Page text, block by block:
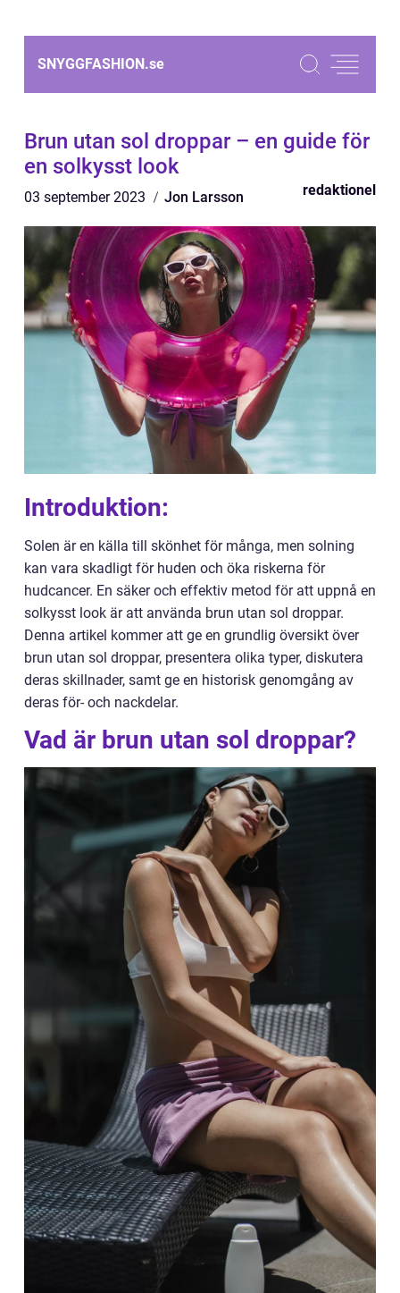
SNYGGFASHION.se
Brun utan sol droppar – en guide för
en solkysst look
03 september 2023 Jon Larsson redaktionel
Introduktion:
Solen är en källa till skönhet för många, men solning
kan vara skadligt för huden och öka riskerna för
hudcancer. En säker och effektiv metod för att uppnå en
solkysst look är att använda brun utan sol droppar.
Denna artikel kommer att ge en grundlig översikt över
brun utan sol droppar, presentera olika typer, diskutera
deras skillnader, samt ge en historisk genomgång av
deras för- och nackdelar.
Vad är brun utan sol droppar?